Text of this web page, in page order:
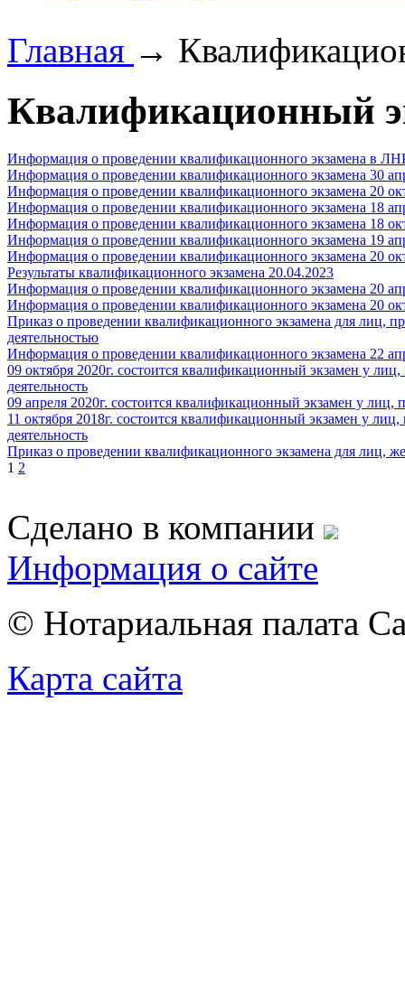
Главная →
Квалификационный
Информация о проведении квалификационного экзамена в
Информация о проведении квалификационного экзамена 30
Информация о проведении квалификационного экзамена 20
Информация о проведении квалификационного экзамена 18
Информация о проведении квалификационного экзамена 18
Информация о проведении квалификационного экзамена 19
Информация о проведении квалификационного экзамена 20
Результаты квалификационного экзамена 20.04.2023
Информация о проведении квалификационного экзамена 20
Информация о проведении квалификационного экзамена 20
Приказ о проведении квалификационного экзамена для лиц,
деятельностью
Информация о проведении квалификационного экзамена 22
09 октября 2020г. состоится квалификационный экзамен у
деятельность
09 апреля 2020г. состоится квалификационный экзамен у
11 октября 2018г. состоится квалификационный экзамен у
деятельность
Приказ о проведении квалификационного экзамена для лиц,
1 2
Сделано в компании
Информация о сайте
© Нотариальная палата
Карта сайта